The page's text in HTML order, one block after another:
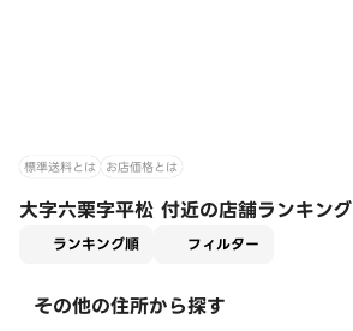
標準送料とは お店価格とは
大字六栗字平松 付近の店舗ランキング
ランキング順 フィルター
その他の住所から探す